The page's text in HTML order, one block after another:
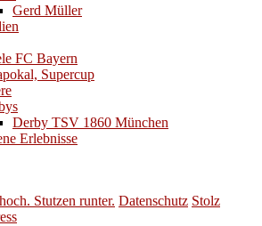
Gerd Müller
FC Bayern
Supercup
Derby TSV 1860 München
Erlebnisse
Stutzen runter. Datenschutz Stolz